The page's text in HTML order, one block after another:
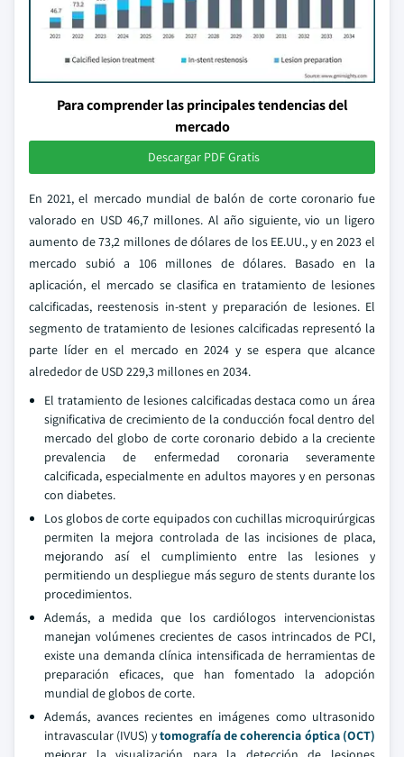
Para comprender las principales tendencias del
mercado
Descargar PDF Gratis
En 2021, el mercado mundial de balón de corte coronario fue
valorado en USD 46,7 millones. Al año siguiente, vio un ligero
aumento de 73,2 millones de dólares de los EE.UU., y en 2023 el
mercado subió a 106 millones de dólares. Basado en la
aplicación, el mercado se clasifica en tratamiento de lesiones
calcificadas, reestenosis in-stent y preparación de lesiones. El
segmento de tratamiento de lesiones calcificadas representó la
parte líder en el mercado en 2024 y se espera que alcance
alrededor de USD 229,3 millones en 2034.
El tratamiento de lesiones calcificadas destaca como un área
significativa de crecimiento de la conducción focal dentro del
mercado del globo de corte coronario debido a la creciente
prevalencia de enfermedad coronaria severamente
calcificada, especialmente en adultos mayores y en personas
con diabetes.
Los globos de corte equipados con cuchillas microquirúrgicas
permiten la mejora controlada de las incisiones de placa,
mejorando así el cumplimiento entre las lesiones y
permitiendo un despliegue más seguro de stents durante los
procedimientos.
Además, a medida que los cardiólogos intervencionistas
manejan volúmenes crecientes de casos intrincados de PCI,
existe una demanda clínica intensificada de herramientas de
preparación eficaces, que han fomentado la adopción
mundial de globos de corte.
Además, avances recientes en imágenes como ultrasonido
intravascular (IVUS) ytomografía de coherencia óptica (OCT)